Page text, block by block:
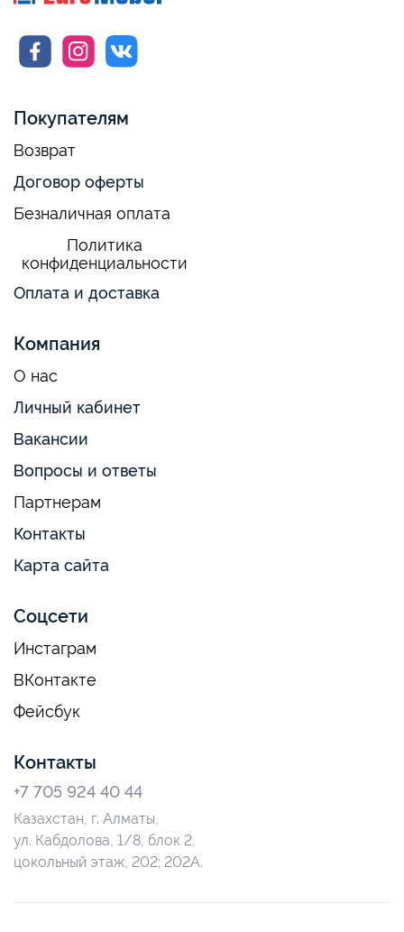
Покупателям
Возврат
Договор оферты
Безналичная оплата
Политика
конфиденциальности
Оплата и доставка
Компания
О нас
Личный кабинет
Вакансии
Вопросы и ответы
Партнерам
Контакты
Карта сайта
Соцсети
Инстаграм
ВКонтакте
Фейсбук
Контакты
+7 705 924 40 44
Казахстан, г. Алматы,
ул. Кабдолова, 1/8, блок 2,
цокольный этаж, 202; 202А.